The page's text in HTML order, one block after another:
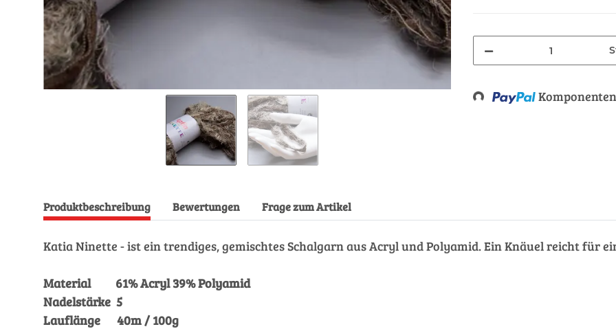
Loading...
Produktbeschreibung Bewertungen Frage zum Artikel
Katia Ninette - ist ein trendiges, gemischtes Schalgarn aus Acryl und Polyamid. Ein Knäuel reicht für
Material 61% Acryl 39% Polyamid
Nadelstärke 5
Lauflänge 40m / 100g